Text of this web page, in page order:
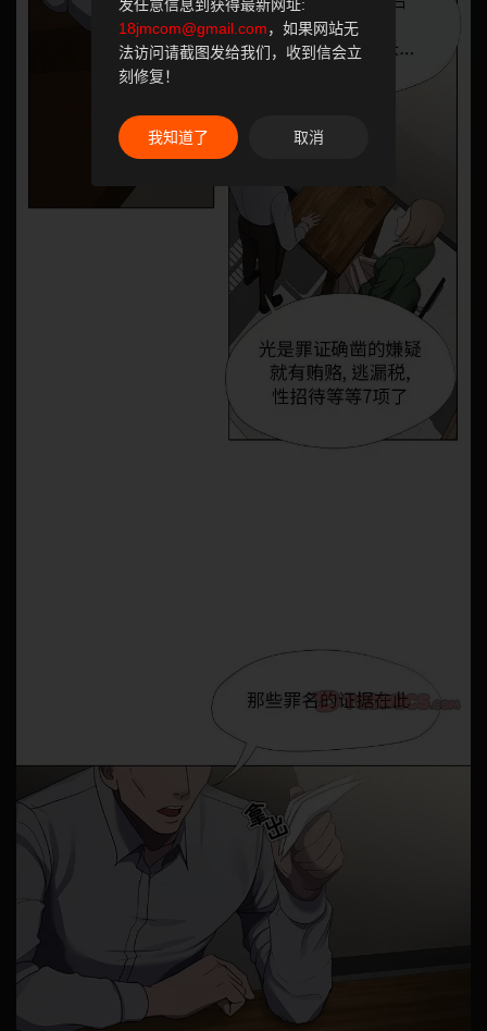
发任意信息到获得最新网址:
18jmcom@gmail.com，如果网站无
法访问请截图发给我们，收到信会立
刻修复！
我知道了 取消